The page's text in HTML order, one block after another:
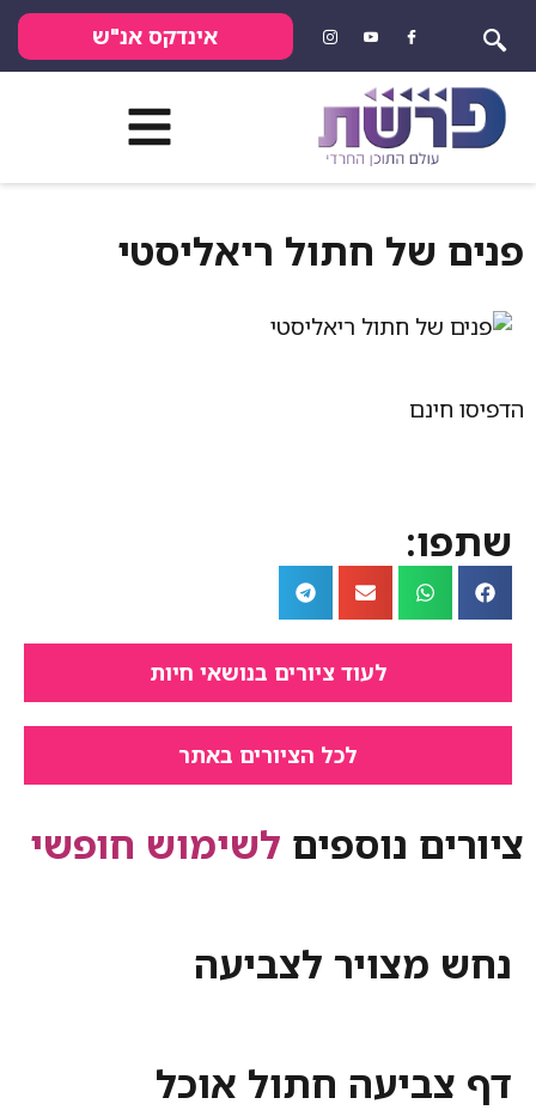
אינדקס אנ"ש
חתול ריאליסטי
לעוד ציורים בנושאי חיות
לכל הציורים באתר
נוספיםלשימוש חופשי
לצביעה
חתול אוכל